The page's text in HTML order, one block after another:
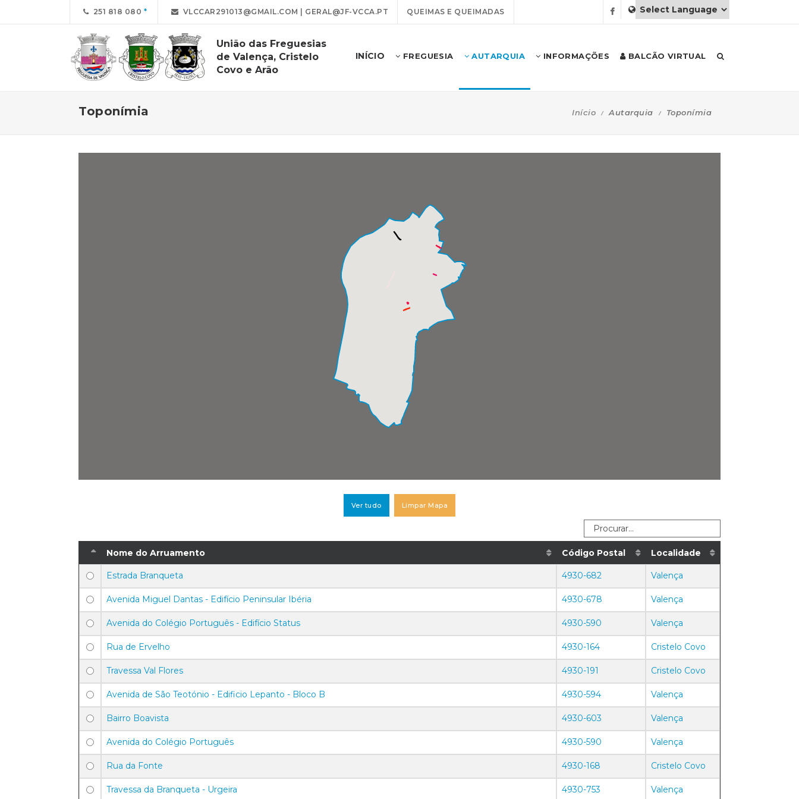
251 818 080 VLCCAR291013@GMAIL.COM | GERAL@JF-VCCA.PT QUEIMAS E QUEIMADAS
União das Freguesias
de Valença, Cristelo
Covo e Arão
INÍCIO FREGUESIA AUTARQUIA INFORMAÇÕES BALCÃO VIRTUAL
Toponímia Início Autarquia Toponímia
Ver tudo Limpar Mapa
Nome do Arruamento Código Postal Localidade
Estrada Branqueta 4930-682 Valença
Avenida Miguel Dantas - Edifício Peninsular Ibéria 4930-678 Valença
Avenida do Colégio Português - Edifício Status 4930-590 Valença
Rua de Ervelho 4930-164 Cristelo Covo
Travessa Val Flores 4930-191 Cristelo Covo
Avenida de São Teotónio - Edificio Lepanto - Bloco B 4930-594 Valença
Bairro Boavista 4930-603 Valença
Avenida do Colégio Português 4930-590 Valença
Rua da Fonte 4930-168 Cristelo Covo
Travessa da Branqueta - Urgeira 4930-753 Valença